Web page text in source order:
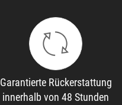
Garantierte Rückerstattung
innerhalb von 48 Stunden